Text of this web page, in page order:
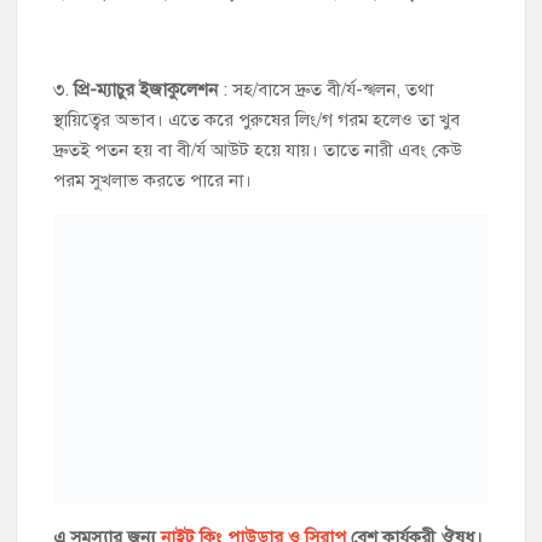
৩.প্রি-ম্যাচুর ইজাকুলেশন: সহ/বাসে দ্রুত বী/র্য-স্খলন, তথা
স্থায়িত্বের অভাব। এতে করে পুরুষের লিং/গ গরম হলেও তা খুব
দ্রুতই পতন হয় বা বী/র্য আউট হয়ে যায়। তাতে নারী এবং কেউ
পরম সুখলাভ করতে পারে না।
এ সমস্যার জন্যনাইট কিং পাউডার ও সিরাপবেশ কার্যকরী ঔষধ।